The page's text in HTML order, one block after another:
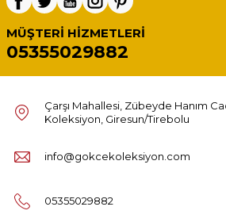
MÜŞTERI HIZMETLERI
05355029882
Çarşı Mahallesi, Zübeyde Hanım
Koleksiyon, Giresun/Tirebolu
info@gokcekoleksiyon.com
05355029882